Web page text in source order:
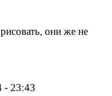
они же не
- 23:43